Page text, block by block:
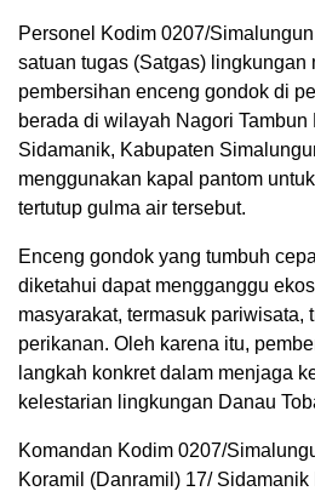
Personel Kodim 0207/
satuan tugas (Satgas) lingkungan
pembersihan enceng gondok di
berada di wilayah Nagori Tambun
Sidamanik, Kabupaten
menggunakan kapal pantom
tertutup gulma air tersebut.
Enceng gondok yang tumbuh
diketahui dapat mengganggu
masyarakat, termasuk pariwisata,
perikanan. Oleh karena itu,
langkah konkret dalam menjaga
kelestarian lingkungan Danau
Komandan Kodim 0207/
Koramil (Danramil) 17/